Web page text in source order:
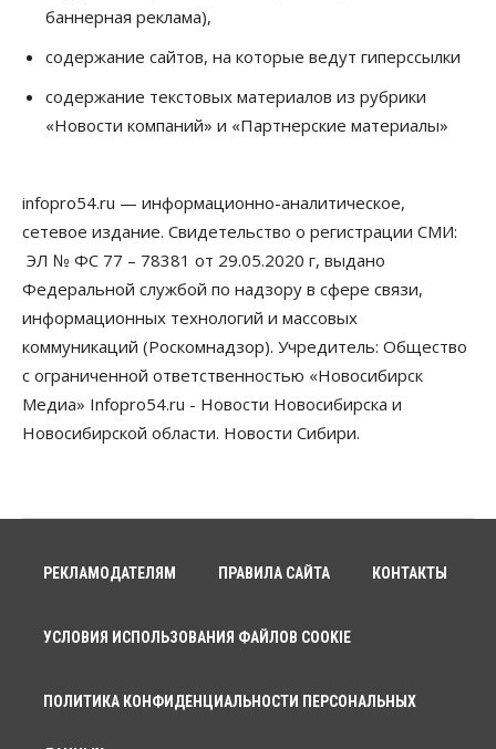
баннерная реклама),
содержание сайтов, на которые ведут гиперссылки
содержание текстовых материалов из рубрики
«Новости компаний» и «Партнерские материалы»
infopro54.ru — информационно-аналитическое,
сетевое издание. Свидетельство о регистрации СМИ:
ЭЛ № ФС 77 – 78381 от 29.05.2020 г, выдано
Федеральной службой по надзору в сфере связи,
информационных технологий и массовых
коммуникаций (Роскомнадзор). Учредитель: Общество
с ограниченной ответственностью «Новосибирск
Медиа» Infopro54.ru - Новости Новосибирска и
Новосибирской области. Новости Сибири.
РЕКЛАМОДАТЕЛЯМ ПРАВИЛА САЙТА КОНТАКТЫ
УСЛОВИЯ ИСПОЛЬЗОВАНИЯ ФАЙЛОВ COOKIE
ПОЛИТИКА КОНФИДЕНЦИАЛЬНОСТИ ПЕРСОНАЛЬНЫХ